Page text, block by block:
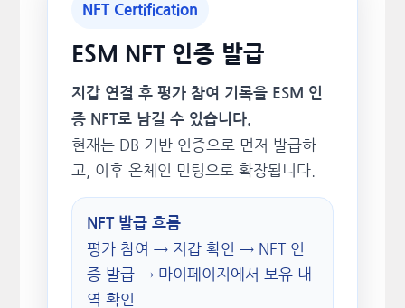
NFT Certification
ESM NFT 인증 발급
지갑 연결 후 평가 참여 기록을 ESM 인
증 NFT로 남길 수 있습니다.
현재는 DB 기반 인증으로 먼저 발급하
고, 이후 온체인 민팅으로 확장됩니다.
NFT 발급 흐름
평가 참여 → 지갑 확인 → NFT 인
증 발급 → 마이페이지에서 보유 내
역 확인